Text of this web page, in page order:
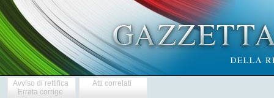
Avviso di rettifica
Errata corrige
Atti correlati